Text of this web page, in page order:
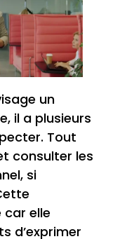
un
il a plusieurs
Tout
consulter les
si
elle
d’exprimer